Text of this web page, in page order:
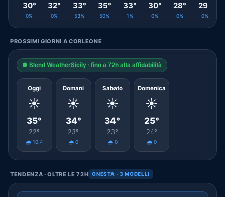
30°
0%
32°
0%
33°
53%
35°
50%
33°
1%
30°
0%
28°
0%
29°
0%
PROSSIMI GIORNI A CORLEONE
● Blend WeatherSicily · fino a 72h alta affidabilità
Oggi
☀️
35°
22°
🌧️ 10.4
Domani
☀️
34°
23°
🌧️ 0
Sabato
☀️
34°
23°
🌧️ 0
Domenica
☀️
25°
24°
🌧️ 0
TENDENZA · OLTRE LE 72H ONESTA · 3 MODELLI